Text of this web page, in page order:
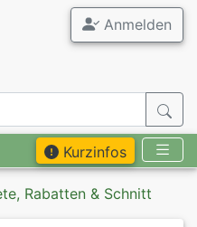
Anmelden
Kurzinfos
Rabatten & Schnitt